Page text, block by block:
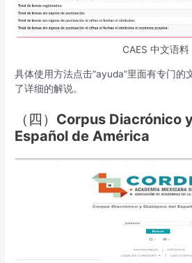
CAES 中文语料
具体使用方法点击“ayuda”里面有专门的
了详细的解说。
（四） Corpus Diacrónico
Español de América